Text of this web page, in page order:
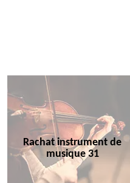
Rachat instrument de
musique 31